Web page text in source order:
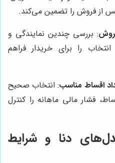
از فروش را تضمین می‌کند.
: بررسی چندین نمایندگی و
را برای خریدار فراهم
اقساط مناسب: انتخاب صحیح
فشار مالی ماهانه را کنترل
دنا و شرایط